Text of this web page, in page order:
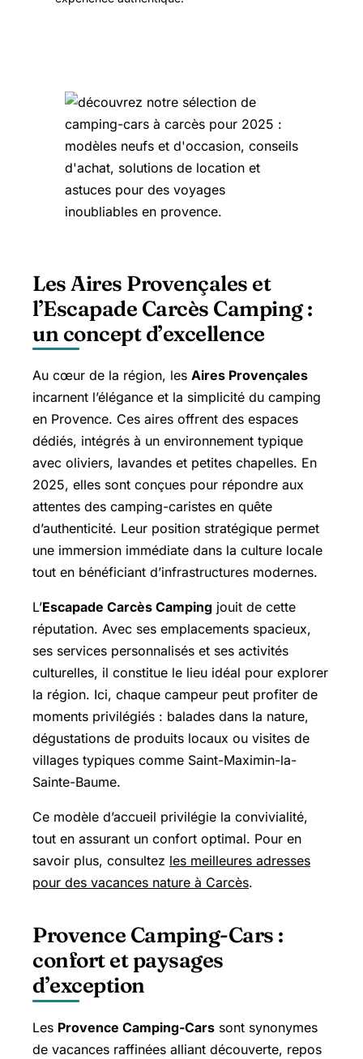
Les Aires Provençales et
l’Escapade Carcès Camping :
un concept d’excellence
Au cœur de la région, les Aires Provençales
incarnent l’élégance et la simplicité du camping
en Provence. Ces aires offrent des espaces
dédiés, intégrés à un environnement typique
avec oliviers, lavandes et petites chapelles. En
2025, elles sont conçues pour répondre aux
attentes des camping-caristes en quête
d’authenticité. Leur position stratégique permet
une immersion immédiate dans la culture locale
tout en bénéficiant d’infrastructures modernes.
L’Escapade Carcès Camping jouit de cette
réputation. Avec ses emplacements spacieux,
ses services personnalisés et ses activités
culturelles, il constitue le lieu idéal pour explorer
la région. Ici, chaque campeur peut profiter de
moments privilégiés : balades dans la nature,
dégustations de produits locaux ou visites de
villages typiques comme Saint-Maximin-la-
Sainte-Baume.
Ce modèle d’accueil privilégie la convivialité,
tout en assurant un confort optimal. Pour en
savoir plus, consultez les meilleures adresses
pour des vacances nature à Carcès.
Provence Camping-Cars :
confort et paysages
d’exception
Les Provence Camping-Cars sont synonymes
de vacances raffinées alliant découverte, repos